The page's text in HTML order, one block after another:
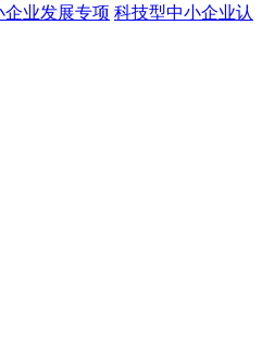
企业发展专项 科技型中小企业认